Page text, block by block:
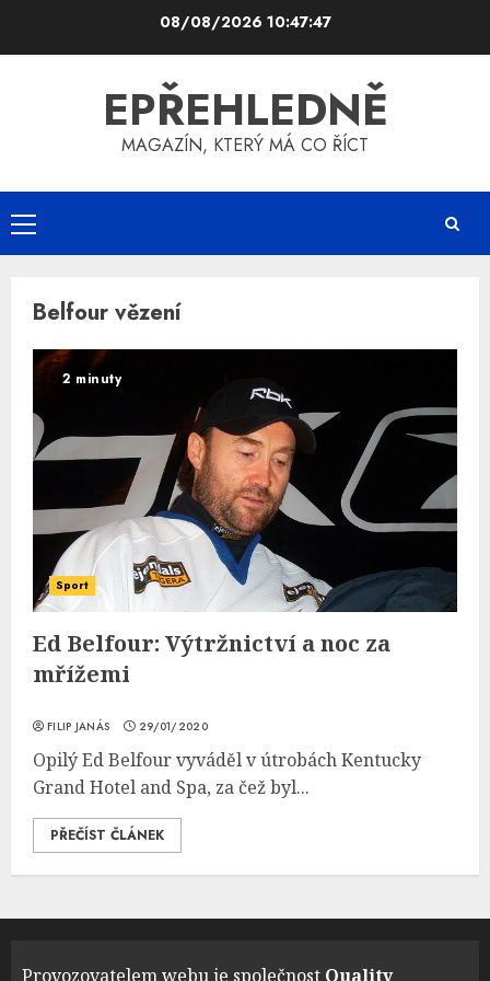
08/08/2026 10:47:47
EPŘEHLEDNĚ
MAGAZÍN, KTERÝ MÁ CO ŘÍCT
Primary
Menu
Belfour vězení
2 minuty
Sport
Ed Belfour: Výtržnictví a noc za
mřížemi
FILIP JANÁS 29/01/2020
Opilý Ed Belfour vyváděl v útrobách Kentucky
Grand Hotel and Spa, za čež byl...
PŘEČÍST ČLÁNEK
Provozovatelem webu je společnost Quality